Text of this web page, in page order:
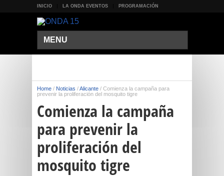
INICIO LA ONDA EVENTOS PROGRAMACIÓN
MENU
Home / Noticias /Alicante / Comienza la campaña para
prevenir la proliferación del mosquito tigre
Comienza la campaña
para prevenir la
proliferación del
mosquito tigre